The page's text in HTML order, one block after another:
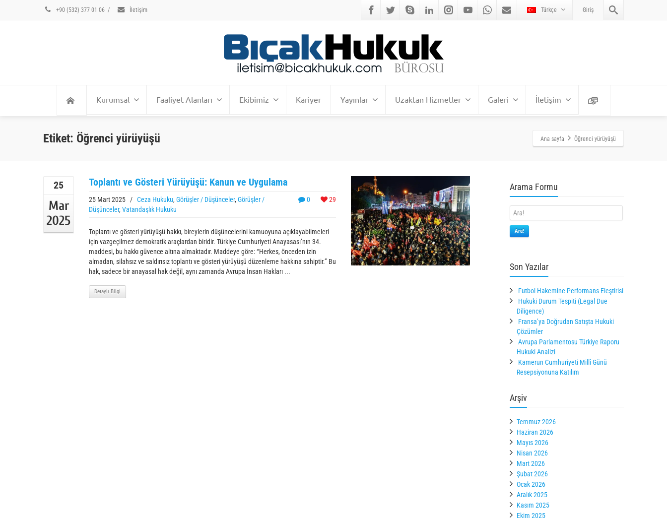
+90 (532) 377 01 06 / İletişim Türkçe Giriş
Kurumsal Faaliyet Alanları Ekibimiz Kariyer Yayınlar Uzaktan Hizmetler Galeri İletişim
Etiket: Öğrenci yürüyüşü Ana sayfa Öğrenci yürüyüşü
25
Mar
2025
Toplantı ve Gösteri Yürüyüşü: Kanun ve Uygulama
0 29
25 Mart 2025 / Ceza Hukuku, Görüşler / Düşünceler, Görüşler /
Düşünceler, Vatandaşlık Hukuku
Toplantı ve gösteri yürüyüşü hakkı, bireylerin düşüncelerini kamuoyuna açıklayabilmeleri
için vazgeçilmez demokratik araçlardan biridir. Türkiye Cumhuriyeti Anayasası’nın 34.
maddesi, bu hakkı güvence altına almaktadır. Maddeye göre: “Herkes, önceden izin
almadan, silahsız ve saldırısız toplantı ve gösteri yürüyüşü düzenleme hakkına sahiptir.” Bu
hak, sadece bir anayasal hak değil, aynı zamanda Avrupa İnsan Hakları ...
Detaylı Bilgi
Arama Formu
Ara!
Son Yazılar
Futbol Hakemine Performans Eleştirisi
Hukuki Durum Tespiti (Legal Due
Diligence)
Fransa’ya Doğrudan Satışta Hukuki
Çözümler
Avrupa Parlamentosu Türkiye Raporu
Hukuki Analizi
Kamerun Cumhuriyeti Millî Günü
Resepsiyonuna Katılım
Arşiv
Temmuz 2026
Haziran 2026
Mayıs 2026
Nisan 2026
Mart 2026
Şubat 2026
Ocak 2026
Aralık 2025
Kasım 2025
Ekim 2025